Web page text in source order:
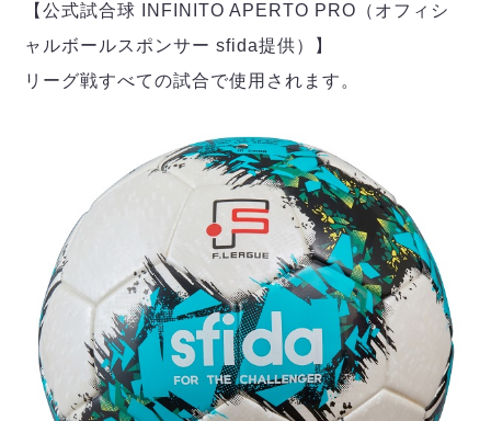
【公式試合球 INFINITO APERTO PRO（オフィシ
ャルボールスポンサー sfida提供）】
リーグ戦すべての試合で使用されます。